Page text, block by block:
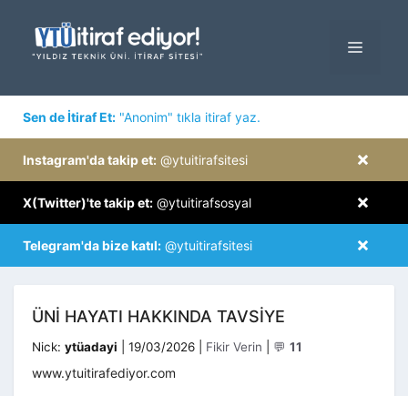
MENÜ
Sen de İtiraf Et: "Anonim" tıkla itiraf yaz.
×
Instagram'da takip et: @ytuitirafsitesi
×
X(Twitter)'te takip et: @ytuitirafsosyal
×
Telegram'da bize katıl: @ytuitirafsitesi
ÜNI HAYATI HAKKINDA TAVSIYE
Nick: ytüadayi 19/03/2026 Kategoriler
Fikir Verin 💬 11
www.ytuitirafediyor.com